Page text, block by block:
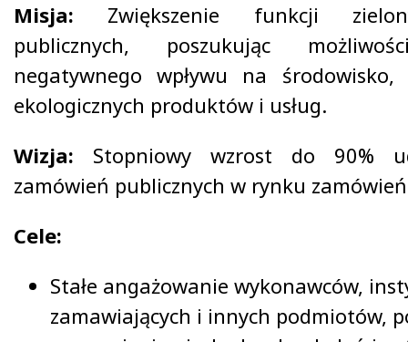
Misja: Zwiększenie funkcji
publicznych, poszukując
negatywnego wpływu na
ekologicznych produktów i usług.
Wizja: Stopniowy wzrost do 90%
zamówień publicznych w rynku
Cele:
Stałe angażowanie wykonawców,
zamawiających i innych podmiotów,